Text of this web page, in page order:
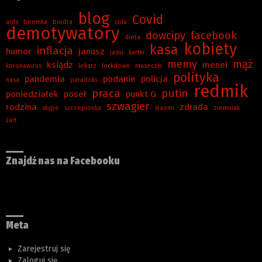
aids beemka biedra blog cola Covid
demotywatory dieta dowcipy facebook
humor inflacja janusz jasiu kartki kasa kobiety
koronawirus ksiądz lekarz lockdown maseczki memy menel mąż
nasa pandemia paradoks podanie policja polityka
poniedziałek poseł praca punkt G putin redmik
rodzina skype szczepionka szwagier xiaomi zdrada
ziemniak
żart
Znajdź nas na Facebooku
Meta
Zarejestruj się